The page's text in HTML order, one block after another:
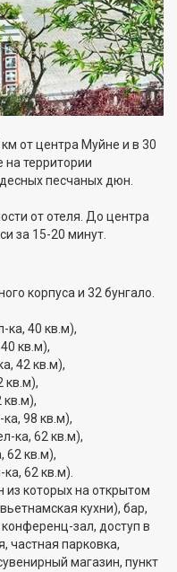
от центра Муйне и в 30
на территории
песчаных дюн.
от отеля. До центра
за 15-20 минут.
корпуса и 32 бунгало.
ка, 40 кв.м),
кв.м),
42 кв.м),
кв.м),
кв.м),
98 кв.м),
ка, 62 кв.м),
62 кв.м),
62 кв.м).
из которых на открытом
кухни), бар,
зал, доступ в
частная парковка,
магазин, пункт